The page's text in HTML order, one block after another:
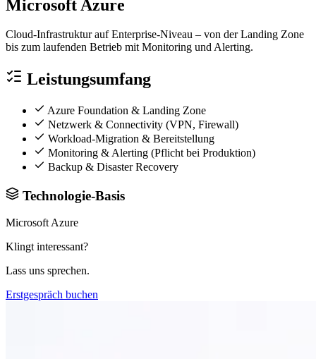
Microsoft Azure
Cloud-Infrastruktur auf Enterprise-Niveau – von der Landing Zone
bis zum laufenden Betrieb mit Monitoring und Alerting.
Leistungsumfang
Azure Foundation & Landing Zone
Netzwerk & Connectivity (VPN, Firewall)
Workload-Migration & Bereitstellung
Monitoring & Alerting (Pflicht bei Produktion)
Backup & Disaster Recovery
Technologie-Basis
Microsoft Azure
Klingt interessant?
Lass uns sprechen.
Erstgespräch buchen